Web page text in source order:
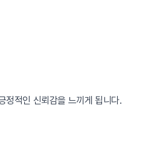
정적인 신뢰감을 느끼게 됩니다.